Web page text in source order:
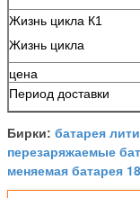
Жизнь цикла К1
Жизнь цикла
цена
Период доставки
Бирки: батарея
перезаряжаемые
меняемая батарея